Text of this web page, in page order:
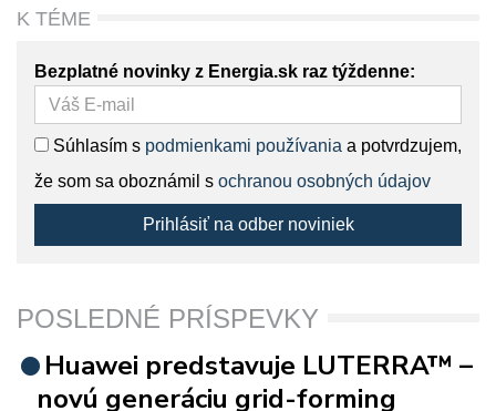
K TÉME
Bezplatné novinky z Energia.sk raz týždenne:
Súhlasím s podmienkami používania a potvrdzujem,
že som sa oboznámil s ochranou osobných údajov
Prihlásiť na odber noviniek
POSLEDNÉ PRÍSPEVKY
Huawei predstavuje LUTERRA™ –
novú generáciu grid-forming